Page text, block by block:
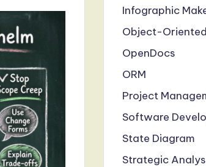
Infographic
Object-
OpenDocs
ORM
Project
Software
State Diagram
Strategic